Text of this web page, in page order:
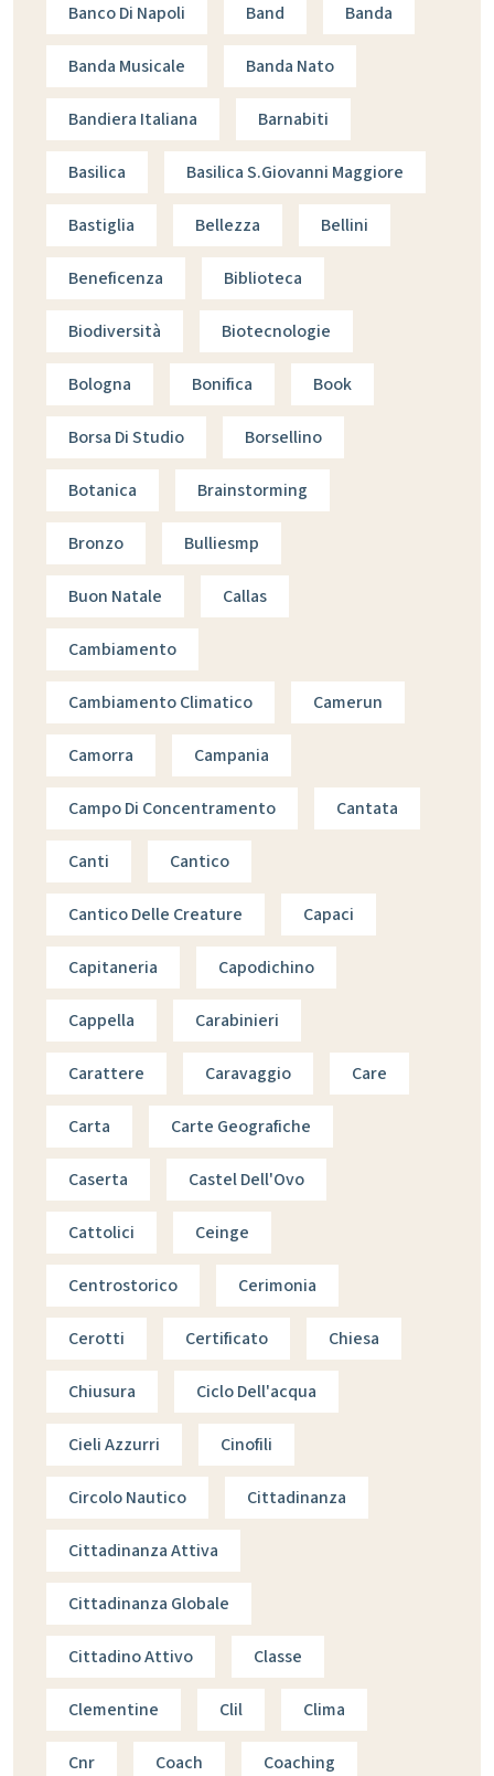
Banco Di Napoli Band Banda
Banda Musicale Banda Nato
Bandiera Italiana Barnabiti
Basilica Basilica S.giovanni Maggiore
Bastiglia Bellezza Bellini
Beneficenza Biblioteca
Biodiversità Biotecnologie
Bologna Bonifica Book
Borsa Di Studio Borsellino
Botanica Brainstorming
Bronzo Bulliesmp
Buon Natale Callas
Cambiamento
Cambiamento Climatico Camerun
Camorra Campania
Campo Di Concentramento Cantata
Canti Cantico
Cantico Delle Creature Capaci
Capitaneria Capodichino
Cappella Carabinieri
Carattere Caravaggio Care
Carta Carte Geografiche
Caserta Castel Dell'Ovo
Cattolici Ceinge
Centrostorico Cerimonia
Cerotti Certificato Chiesa
Chiusura Ciclo Dell'acqua
Cieli Azzurri Cinofili
Circolo Nautico Cittadinanza
Cittadinanza Attiva
Cittadinanza Globale
Cittadino Attivo Classe
Clementine Clil Clima
Cnr Coach Coaching